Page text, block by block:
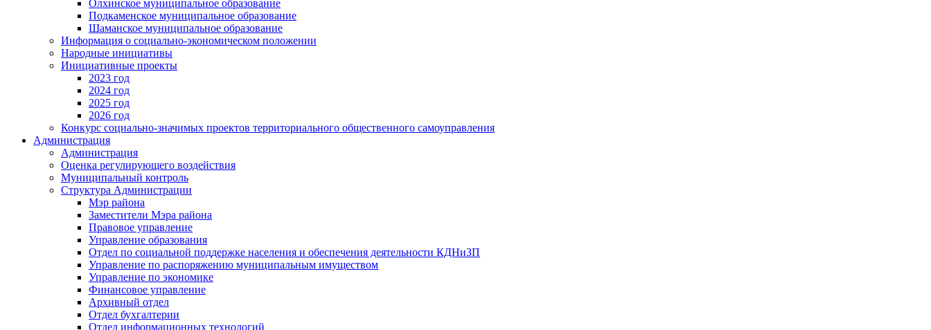
Олхинское муниципальное образование
Подкаменское муниципальное образование
Шаманское муниципальное образование
Информация о социально-экономическом положении
Народные инициативы
Инициативные проекты
2023 год
2024 год
2025 год
2026 год
Конкурс социально-значимых проектов территориального общественного самоуправления
Администрация
Администрация
Оценка регулирующего воздействия
Муниципальный контроль
Структура Администрации
Мэр района
Заместители Мэра района
Правовое управление
Управление образования
Отдел по социальной поддержке населения и обеспечения деятельности КДНиЗП
Управление по распоряжению муниципальным имуществом
Управление по экономике
Финансовое управление
Архивный отдел
Отдел бухгалтерии
Отдел информационных технологий